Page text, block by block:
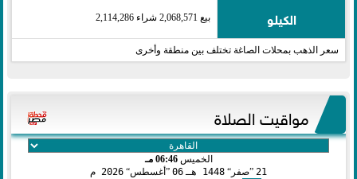
الكيلو بيع 2,068,571 شراء 2,114,286
سعر الذهب بمحلات الصاغة تختلف بين منطقة وأخرى
مواقيت الصلاة
الخميس06:46 مـ
21 صفر 1448 هـ 06 أغسطس 2026 م